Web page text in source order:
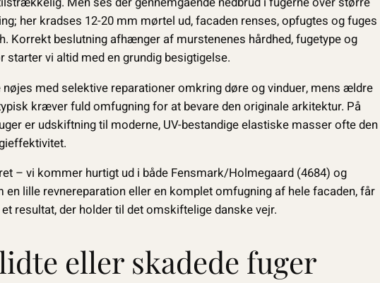
her kradses 12-20 mm mørtel ud, facaden renses, opfugtes og fuges
Korrekt beslutning afhænger af murstenenes hårdhed, fugetype og
vi altid med en grundig besigtigelse.
med selektive reparationer omkring døre og vinduer, mens ældre
kræver fuld omfugning for at bevare den originale arkitektur. På
er udskiftning til moderne, UV-bestandige elastiske masser ofte den
– vi kommer hurtigt ud i både Fensmark/Holmegaard (4684) og
lille revne­reparation eller en komplet omfugning af hele facaden, får
resultat, der holder til det omskiftelige danske vejr.
eller skadede fuger